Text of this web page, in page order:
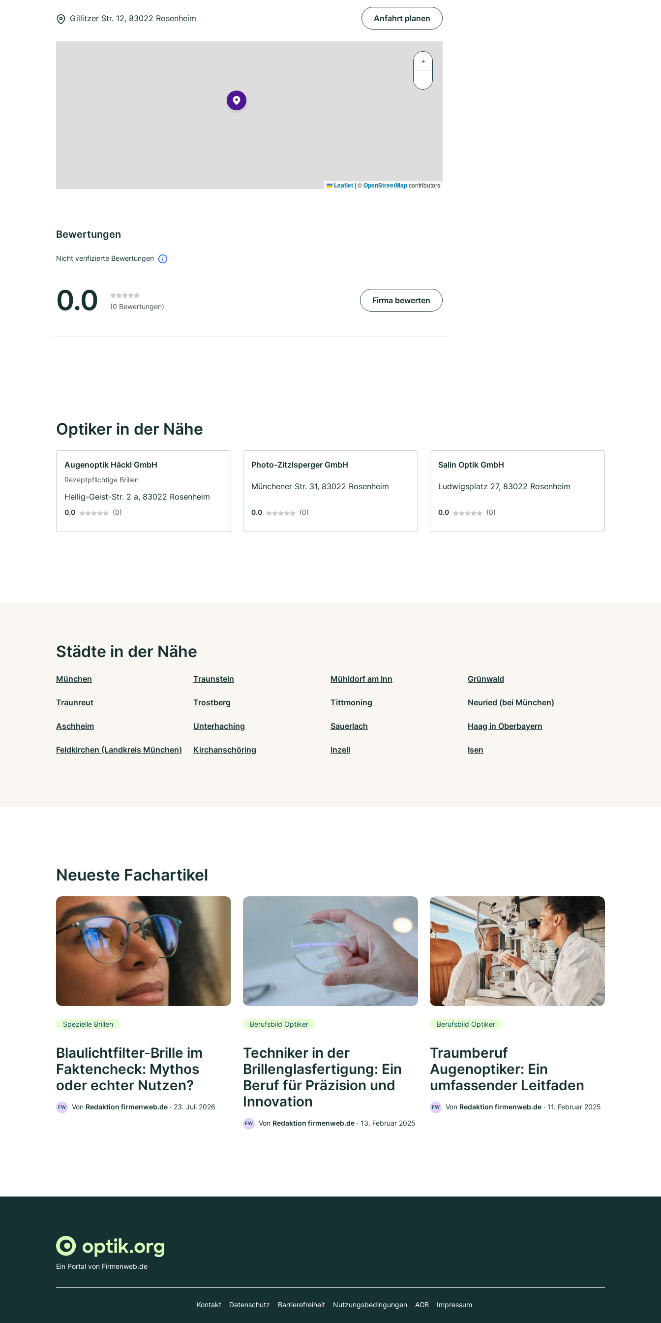
Gillitzer Str. 12, 83022 Rosenheim Anfahrt planen
+
−
Leaflet | ©OpenStreetMapcontributors
Bewertungen
Nicht verifizierte Bewertungen
0.0 (0 Bewertungen)
Firma bewerten
Optiker in der Nähe
Augenoptik Häckl GmbH
Rezeptpflichtige Brillen
Heilig-Geist-Str. 2 a, 83022 Rosenheim
0.0 (0)
Photo-Zitzlsperger GmbH
Münchener Str. 31, 83022 Rosenheim
0.0 (0)
Salin Optik GmbH
Ludwigsplatz 27, 83022 Rosenheim
0.0 (0)
Städte in der Nähe
München Traunstein Mühldorf am Inn Grünwald
Traunreut Trostberg Tittmoning Neuried (bei München)
Aschheim Unterhaching Sauerlach Haag in Oberbayern
Feldkirchen (Landkreis München) Kirchanschöring Inzell Isen
Neueste Fachartikel
Spezielle Brillen
Blaulichtfilter-Brille im
Faktencheck: Mythos
oder echter Nutzen?
FW Von Redaktion firmenweb.de ‧ 23. Juli 2026
Berufsbild Optiker
Techniker in der
Brillenglasfertigung: Ein
Beruf für Präzision und
Innovation
FW Von Redaktion firmenweb.de ‧ 13. Februar 2025
Berufsbild Optiker
Traumberuf
Augenoptiker: Ein
umfassender Leitfaden
FW Von Redaktion firmenweb.de ‧ 11. Februar 2025
Ein Portal von Firmenweb.de
Kontakt Datenschutz Barrierefreiheit Nutzungsbedingungen AGB Impressum